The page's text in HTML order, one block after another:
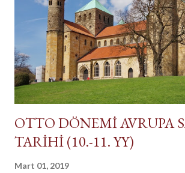
OTTO DÖNEMİ AVRUPA
TARİHİ (10.-11. YY)
Mart 01, 2019